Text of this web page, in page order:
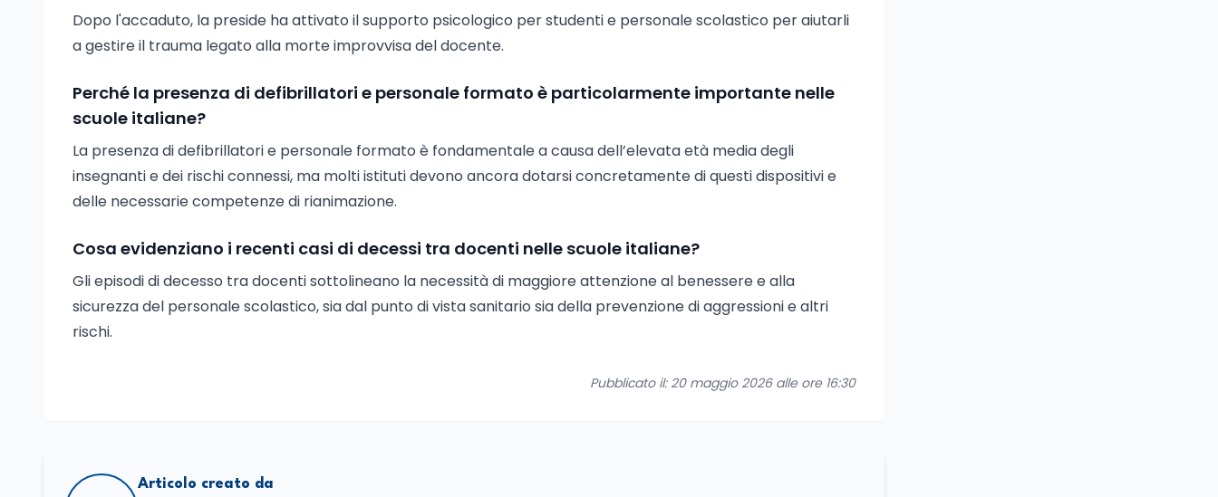
Dopo l'accaduto, la preside ha attivato il supporto psicologico per studenti e personale scolastico per aiutarli
a gestire il trauma legato alla morte improvvisa del docente.
Perché la presenza di defibrillatori e personale formato è particolarmente importante nelle
scuole italiane?
La presenza di defibrillatori e personale formato è fondamentale a causa dell’elevata età media degli
insegnanti e dei rischi connessi, ma molti istituti devono ancora dotarsi concretamente di questi dispositivi e
delle necessarie competenze di rianimazione.
Cosa evidenziano i recenti casi di decessi tra docenti nelle scuole italiane?
Gli episodi di decesso tra docenti sottolineano la necessità di maggiore attenzione al benessere e alla
sicurezza del personale scolastico, sia dal punto di vista sanitario sia della prevenzione di aggressioni e altri
rischi.
Pubblicato il: 20 maggio 2026 alle ore 16:30
Articolo creato da